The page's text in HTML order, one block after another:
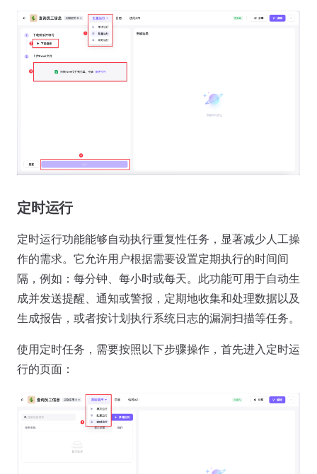
定时运行
定时运行功能能够自动执行重复性任务，显著减少人工操
作的需求。它允许用户根据需要设置定期执行的时间间
隔，例如：每分钟、每小时或每天。此功能可用于自动生
成并发送提醒、通知或警报，定期地收集和处理数据以及
生成报告，或者按计划执行系统日志的漏洞扫描等任务。
使用定时任务，需要按照以下步骤操作，首先进入定时运
行的页面：